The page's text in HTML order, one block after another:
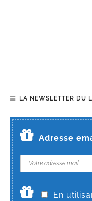
LA NEWSLETTER DU
Adresse
En